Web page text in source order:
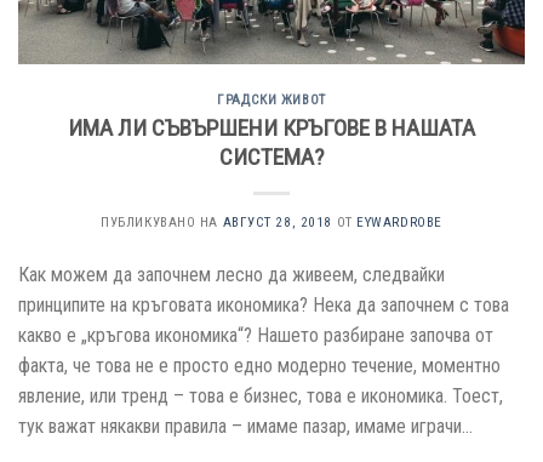
ГРАДСКИ ЖИВОТ
ИМА ЛИ СЪВЪРШЕНИ КРЪГОВЕ В НАШАТА
СИСТЕМА?
ПУБЛИКУВАНО НА АВГУСТ 28, 2018 ОТ EYWARDROBE
Как можем да започнем лесно да живеем, следвайки
принципите на кръговата икономика? Нека да започнем с това
какво е „кръгова икономика“? Нашето разбиране започва от
факта, че това не е просто едно модерно течение, моментно
явление, или тренд – това е бизнес, това е икономика. Тоест,
тук важат някакви правила – имаме пазар, имаме играчи…